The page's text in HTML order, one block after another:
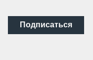
Подписаться